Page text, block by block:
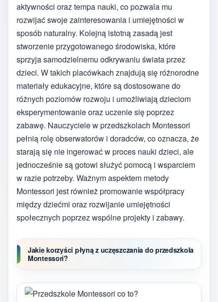
aktywności oraz tempa nauki, co pozwala mu
rozwijać swoje zainteresowania i umiejętności w
sposób naturalny. Kolejną istotną zasadą jest
stworzenie przygotowanego środowiska, które
sprzyja samodzielnemu odkrywaniu świata przez
dzieci. W takich placówkach znajdują się różnorodne
materiały edukacyjne, które są dostosowane do
różnych poziomów rozwoju i umożliwiają dzieciom
eksperymentowanie oraz uczenie się poprzez
zabawę. Nauczyciele w przedszkolach Montessori
pełnią rolę obserwatorów i doradców, co oznacza, że
starają się nie ingerować w proces nauki dzieci, ale
jednocześnie są gotowi służyć pomocą i wsparciem
w razie potrzeby. Ważnym aspektem metody
Montessori jest również promowanie współpracy
między dziećmi oraz rozwijanie umiejętności
społecznych poprzez wspólne projekty i zabawy.
Jakie korzyści płyną z uczęszczania do przedszkola
Montessori?